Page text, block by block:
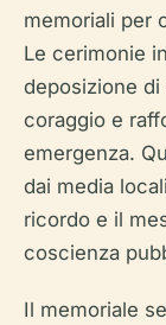
memoriali per
Le cerimonie
deposizione
coraggio e
emergenza.
dai media
ricordo e il
coscienza
Il memoriale